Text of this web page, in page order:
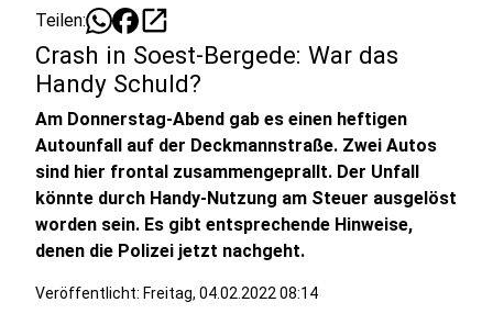
Teilen: open_in_new
Crash in Soest-Bergede: War das
Handy Schuld?
Am Donnerstag-Abend gab es einen heftigen
Autounfall auf der Deckmannstraße. Zwei Autos
sind hier frontal zusammengeprallt. Der Unfall
könnte durch Handy-Nutzung am Steuer ausgelöst
worden sein. Es gibt entsprechende Hinweise,
denen die Polizei jetzt nachgeht.
Veröffentlicht: Freitag, 04.02.2022 08:14